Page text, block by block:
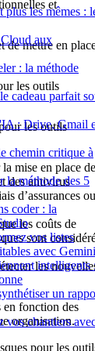
plus les mêmes :
aux
: la méthode
cadeau parfait
: Drive, Gmail
chemin critique à
la méthode des 5
coder : la
vos listes
avec Gemini
intelligents
un
vos chantiers
et
de mettre en
les outils
les outils
mise en place de
des antivirus
d’assurances ou
les coûts de
sont
les
en fonction des
organisation.
pour les